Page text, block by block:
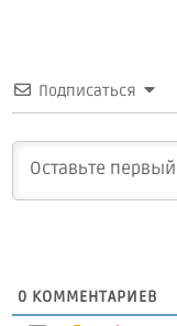
Подписаться
0 КОММЕНТАРИЕВ